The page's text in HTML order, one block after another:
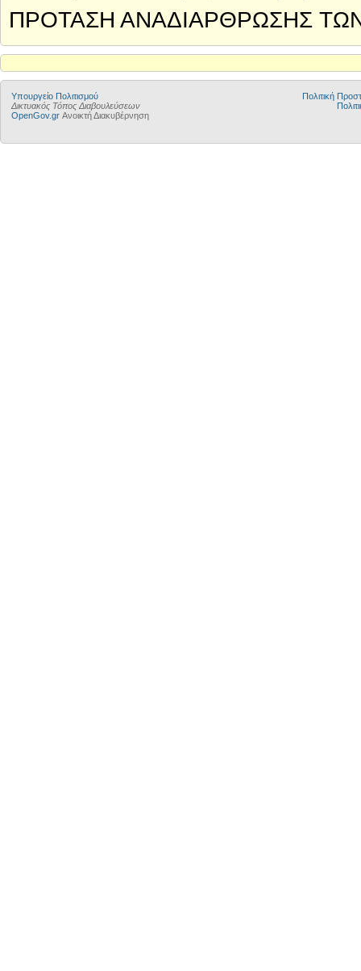
ΠΡΟΤΑΣΗ ΑΝΑΔΙΑΡΘΡΩΣΗΣ
Υπουργείο Πολιτισμού
Δικτυακός Τόπος Διαβουλεύσεων
OpenGov.gr Ανοικτή Διακυβέρνηση
Πολιτική